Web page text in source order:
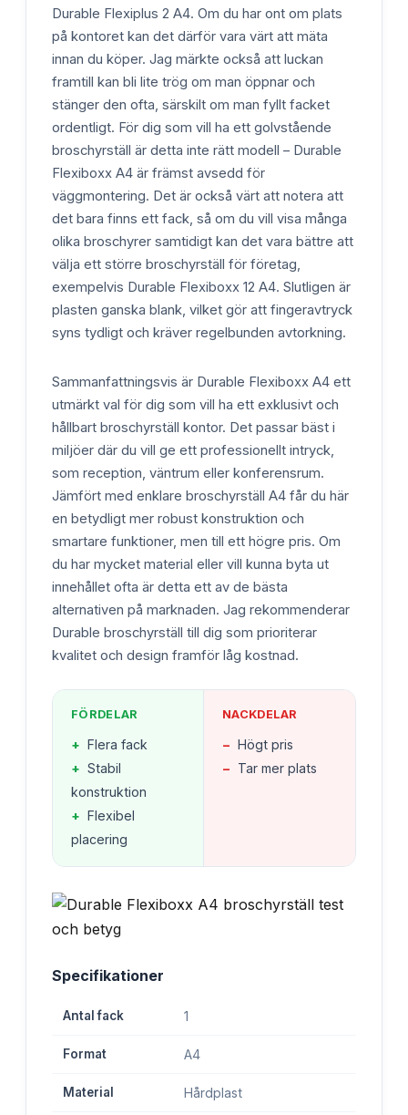
Durable Flexiplus 2 A4. Om du har ont om plats
på kontoret kan det därför vara värt att mäta
innan du köper. Jag märkte också att luckan
framtill kan bli lite trög om man öppnar och
stänger den ofta, särskilt om man fyllt facket
ordentligt. För dig som vill ha ett golvstående
broschyrställ är detta inte rätt modell – Durable
Flexiboxx A4 är främst avsedd för
väggmontering. Det är också värt att notera att
det bara finns ett fack, så om du vill visa många
olika broschyrer samtidigt kan det vara bättre att
välja ett större broschyrställ för företag,
exempelvis Durable Flexiboxx 12 A4. Slutligen är
plasten ganska blank, vilket gör att fingeravtryck
syns tydligt och kräver regelbunden avtorkning.
Sammanfattningsvis är Durable Flexiboxx A4 ett
utmärkt val för dig som vill ha ett exklusivt och
hållbart broschyrställ kontor. Det passar bäst i
miljöer där du vill ge ett professionellt intryck,
som reception, väntrum eller konferensrum.
Jämfört med enklare broschyrställ A4 får du här
en betydligt mer robust konstruktion och
smartare funktioner, men till ett högre pris. Om
du har mycket material eller vill kunna byta ut
innehållet ofta är detta ett av de bästa
alternativen på marknaden. Jag rekommenderar
Durable broschyrställ till dig som prioriterar
kvalitet och design framför låg kostnad.
FÖRDELAR
+ Flera fack
+ Stabil
konstruktion
+ Flexibel
placering
NACKDELAR
− Högt pris
− Tar mer plats
Specifikationer
Antal fack 1
Format A4
Material Hårdplast